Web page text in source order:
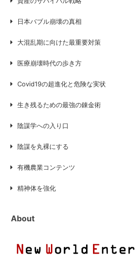
日本バブル崩壊の真相
大混乱期に向けた最重要対策
医療崩壊時代の歩き方
Covid19の超進化と危険な実状
生き残るための最強の錬金術
陰謀学への入り口
陰謀を丸裸にする
有機農業コンテンツ
精神体を強化
About